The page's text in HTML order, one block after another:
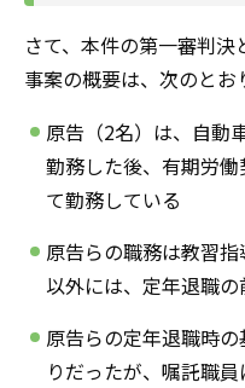
さて、本件の第一審判
事案の概要は、次のとお
原告（2名）は、自動
勤務した後、有期労
て勤務している
原告らの職務は教習
以外には、定年退職
原告らの定年退職時
りだったが、嘱託職